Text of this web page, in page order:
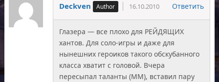
Deckven 16.10.2010 Ответить
Глазера — все плохо для РЕЙДЯЩИХ
хантов. Для соло-игры и даже для
нынешних героиков такого обскубанного
класса хватит с головой. Вчера
пересыпал таланты (ММ), вставил пару